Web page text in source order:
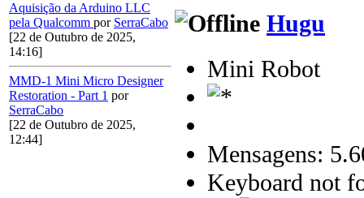
Aquisição da Arduino LLC
pela Qualcomm por SerraCabo
[22 de Outubro de 2025,
14:16]
MMD-1 Mini Micro Designer
Restoration - Part 1 por
SerraCabo
[22 de Outubro de 2025,
12:44]
Hugu
Mini Robot
Mensagens:
Keyboard not